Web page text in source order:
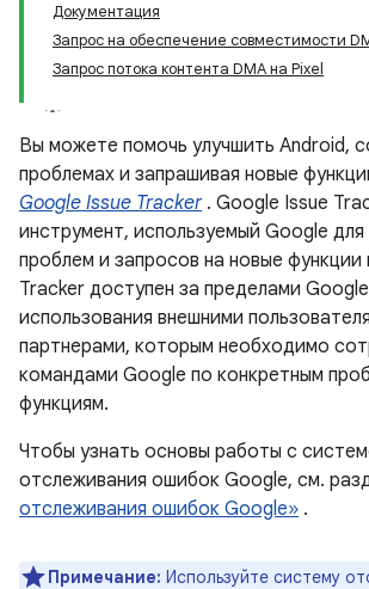
Документация
Запрос на обеспечение совместимости
Запрос потока контента DMA на Pixel
Вы можете помочь улучшить Android,
проблемах и запрашивая новые
Google Issue Tracker. Google Issue
инструмент, используемый Google
проблем и запросов на новые функции
Tracker доступен за пределами
использования внешними
партнерами, которым необходимо
командами Google по конкретным
функциям.
Чтобы узнать основы работы с
отслеживания ошибок Google, см.
отслеживания ошибок Google» .
Примечание: Используйте систему